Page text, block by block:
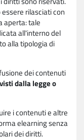
rilasciati con
aperta: tale
all'interno del
alla tipologia di
dei contenuti
dalla legge o
i contenuti e altre
elearning senza
dei diritti.